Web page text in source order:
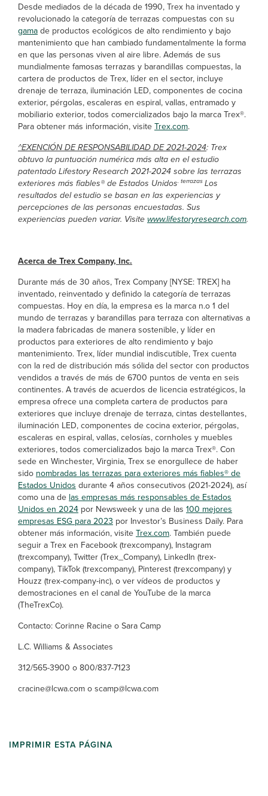
Desde mediados de la década de 1990, Trex ha inventado y
revolucionado la categoría de terrazas compuestas con su
gamade productos ecológicos de alto rendimiento y bajo
mantenimiento que han cambiado fundamentalmente la forma
en que las personas viven al aire libre. Además de sus
mundialmente famosas terrazas y barandillas compuestas, la
cartera de productos de Trex, líder en el sector, incluye
drenaje de terraza, iluminación LED, componentes de cocina
exterior, pérgolas, escaleras en espiral, vallas, entramado y
mobiliario exterior, todos comercializados bajo la marca Trex®.
Para obtener más información, visiteTrex.com.
^EXENCIÓN DE RESPONSABILIDAD DE 2021-2024: Trex
obtuvo la puntuación numérica más alta en el estudio
patentado Lifestory Research 2021-2024 sobre las terrazas
exteriores más fiables® de Estados Unidos. terrazas Los
resultados del estudio se basan en las experiencias y
percepciones de las personas encuestadas. Sus
experiencias pueden variar. Visite www.lifestoryresearch.com.
Acerca de Trex Company, Inc.
Durante más de 30 años, Trex Company [NYSE: TREX] ha
inventado, reinventado y definido la categoría de terrazas
compuestas. Hoy en día, la empresa es la marca n.o 1 del
mundo de terrazas y barandillas para terraza con alternativas a
la madera fabricadas de manera sostenible, y líder en
productos para exteriores de alto rendimiento y bajo
mantenimiento. Trex, líder mundial indiscutible, Trex cuenta
con la red de distribución más sólida del sector con productos
vendidos a través de más de 6700 puntos de venta en seis
continentes. A través de acuerdos de licencia estratégicos, la
empresa ofrece una completa cartera de productos para
exteriores que incluye drenaje de terraza, cintas destellantes,
iluminación LED, componentes de cocina exterior, pérgolas,
escaleras en espiral, vallas, celosías, cornholes y muebles
exteriores, todos comercializados bajo la marca Trex®. Con
sede en Winchester, Virginia, Trex se enorgullece de haber
sido nombradas las terrazas para exteriores más fiables® de
Estados Unidos durante 4 años consecutivos (2021-2024), así
como una de las empresas más responsables de Estados
Unidos en 2024 por Newsweek y una de las 100 mejores
empresas ESG para 2023 por Investor’s Business Daily. Para
obtener más información, visiteTrex.com. También puede
seguir a Trex en Facebook (trexcompany), Instagram
(trexcompany), Twitter (Trex_Company), LinkedIn (trex-
company), TikTok (trexcompany), Pinterest (trexcompany) y
Houzz (trex-company-inc), o ver vídeos de productos y
demostraciones en el canal de YouTube de la marca
(TheTrexCo).
Contacto: Corinne Racine o Sara Camp
L.C. Williams & Associates
312/565-3900 o 800/837-7123
cracine@lcwa.com o scamp@lcwa.com
IMPRIMIR ESTA PÁGINA